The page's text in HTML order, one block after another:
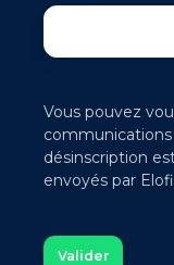
Vous pouvez
désinscription
envoyés par